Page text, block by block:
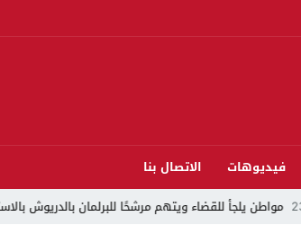
فيديوهات
الاتصال بنا
بالاستيلاء على 22 مليون سنتيم 22:45